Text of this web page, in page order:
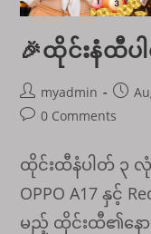
🎉ထိုင်းနံထီပ
Post
author:
myadmin
Post
Post0 Comments
ထိုင်းထီနံပါတ် ၃ လုံ
OPPO A17 နှင့်
မည့် ထိုင်းထီ၏နောက်